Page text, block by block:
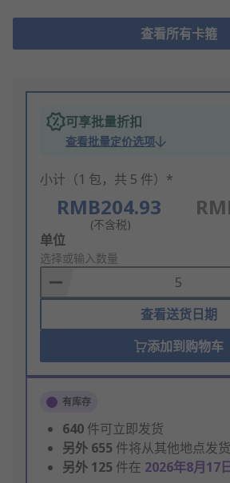
查看所有卡箍
可享批量折扣
查看批量定价选项
小计（1 包，共 5 件）*
RMB204.93
(不含税)
Add
to
Basket
单位
选择或输入数量
查看送货日期
添加到购物车
有库存
640 件可立即发货
另外 655 件将从其他地点发货
另外 125 件在 2026年8月17日